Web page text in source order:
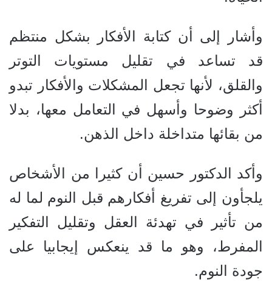
وأشار إلى أن كتابة الأفكار بشكل منتظم
قد تساعد في تقليل مستويات التوتر
والقلق، لأنها تجعل المشكلات والأفكار تبدو
أكثر وضوحا وأسهل في التعامل معها، بدلا
من بقائها متداخلة داخل الذهن.
وأكد الدكتور حسين أن كثيرا من الأشخاص
يلجأون إلى تفريغ أفكارهم قبل النوم لما له
من تأثير في تهدئة العقل وتقليل التفكير
المفرط، وهو ما قد ينعكس إيجابيا على
جودة النوم.